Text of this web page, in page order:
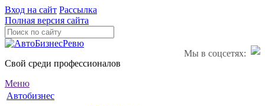
Вход на сайт Рассылка
Полная версия сайта
Мы в соцсетях:
Свой среди профессионалов
Меню
Автобизнес